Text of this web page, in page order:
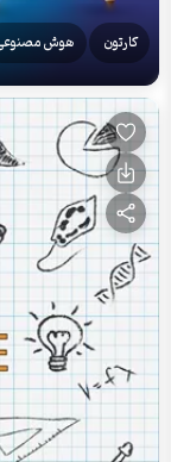
کارتون هوش